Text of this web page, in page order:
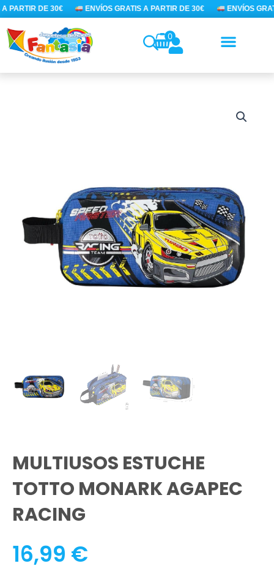
Ir
al
contenido
PARTIR DE 30€ ENVÍOS GRATIS A PARTIR DE 30€ ENVÍOS
0
MULTIUSOS ESTUCHE
TOTTO MONARK AGAPEC
RACING
16,99 €